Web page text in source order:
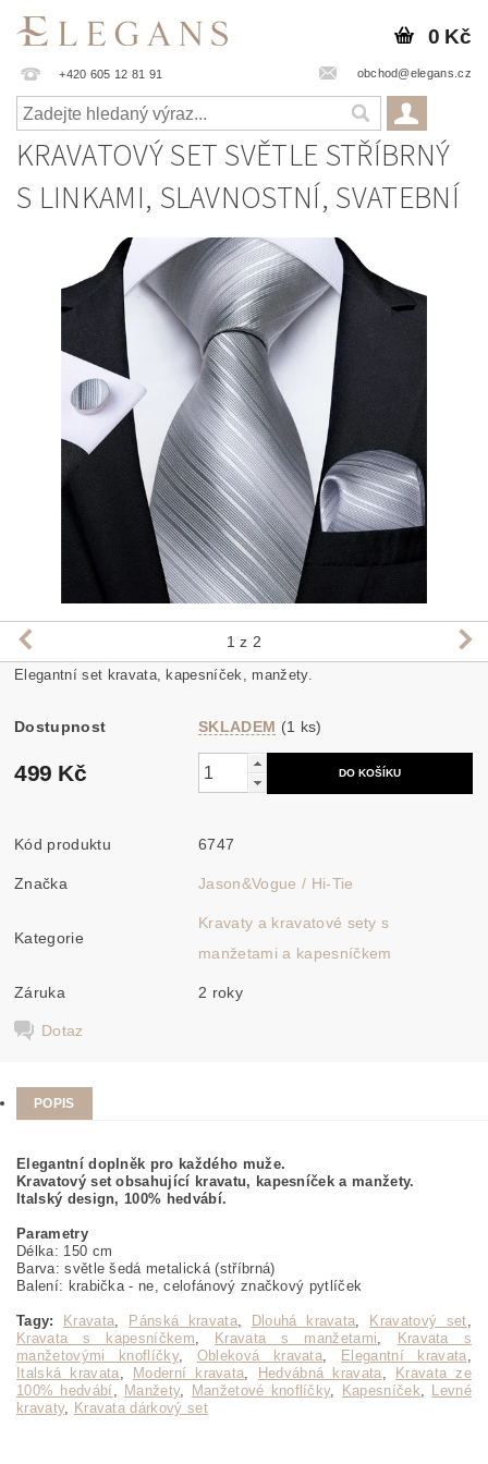
+420 605 12 81 91 obchod@elegans.cz
0 Kč
KRAVATOVÝ SET SVĚTLE STŘÍBRNÝ
S LINKAMI, SLAVNOSTNÍ, SVATEBNÍ
1 z 2
Elegantní set kravata, kapesníček, manžety.
Dostupnost SKLADEM (1 ks)
499 Kč
Kód produktu 6747
Značka Jason&Vogue / Hi-Tie
Kategorie
Kravaty a kravatové sety s
manžetami a kapesníčkem
Záruka 2 roky
Dotaz
POPIS
Elegantní doplněk pro každého muže.
Kravatový set obsahující kravatu, kapesníček a manžety.
Italský design, 100% hedvábí.
Parametry
Délka: 150 cm
Barva: světle šedá metalická (stříbrná)
Balení: krabička - ne, celofánový značkový pytlíček
Tagy: Kravata, Pánská kravata, Dlouhá kravata, Kravatový set,
Kravata s kapesníčkem, Kravata s manžetami,
Kravata s
manžetovými knoflíčky, Obleková kravata, Elegantní kravata,
Italská kravata, Moderní kravata, Hedvábná kravata,
Kravata ze
100% hedvábí, Manžety, Manžetové knoflíčky, Kapesníček, Levné
kravaty, Kravata dárkový set